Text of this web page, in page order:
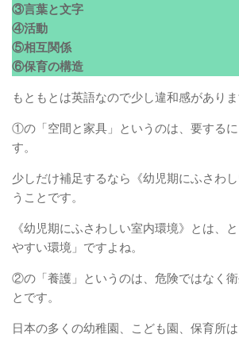
③言葉と文字
④活動
⑤相互関係
⑥保育の構造
もともとは英語なので少し違和感がありま
①の「空間と家具」というのは、要する
す。
少しだけ補足するなら《幼児期にふさわ
うことです。
《幼児期にふさわしい室内環境》とは、
やすい環境」ですよね。
②の「養護」というのは、危険ではなく
とです。
日本の多くの幼稚園、こども園、保育所